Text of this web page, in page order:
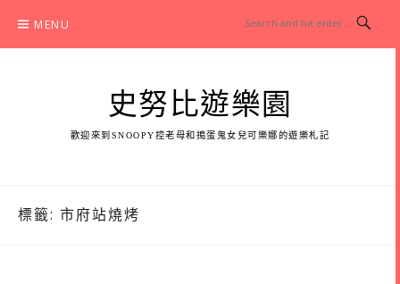
content
MENU
史努比遊樂園
歡迎來到SNOOPY控老母和搗蛋鬼女兒可樂娜的遊樂札記
標籤: 市府站燒烤